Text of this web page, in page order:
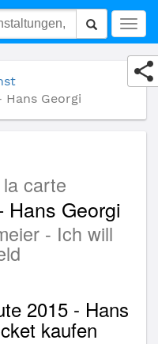
Hans Georgi
carte
Hans Georgi
- Ich will
2015 - Hans
kaufen